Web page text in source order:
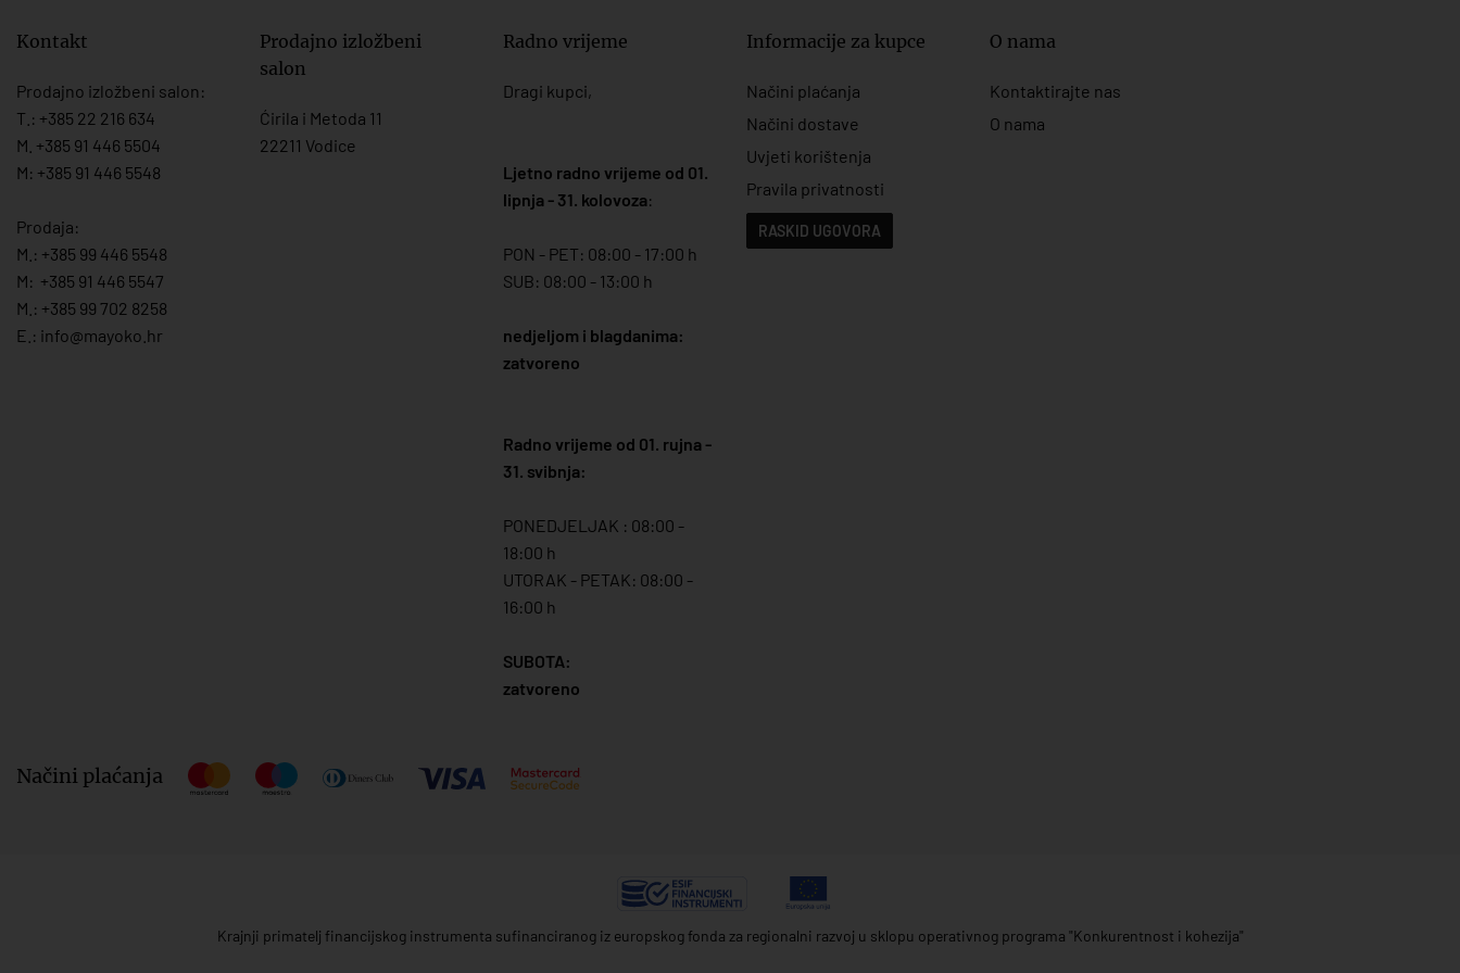
Kontakt
Prodajno izložbeni salon:
T.: +385 22 216 634
M. +385 91 446 5504
M: +385 91 446 5548
Prodaja:
M.: +385 99 446 5548
M: +385 91 446 5547
M.: +385 99 702 8258
E.: info@mayoko. hr
Prodajno izložbeni
salon
Ćirila i Metoda 11
22211 Vodice
Radno vrijeme
Dragi kupci,
Ljetno radno vrijeme od 01.
lipnja - 31. kolovoza:
PON - PET: 08:00 - 17:00 h
SUB: 08:00 - 13:00 h
nedjeljom i blagdanima:
zatvoreno
Radno vrijeme od 01. rujna -
31. svibnja:
PONEDJELJAK : 08:00 -
18:00 h
UTORAK - PETAK: 08:00 -
16:00 h
SUBOTA:
zatvoreno
Informacije za kupce
Načini plaćanja
Načini dostave
Uvjeti korištenja
Pravila privatnosti
RASKID UGOVORA
O nama
Kontaktirajte nas
O nama
Načini plaćanja
Krajnji primatelj financijskog instrumenta sufinanciranog iz europskog fonda za regionalni razvoj u sklopu operativnog programa "Konkurentnost i kohezija"